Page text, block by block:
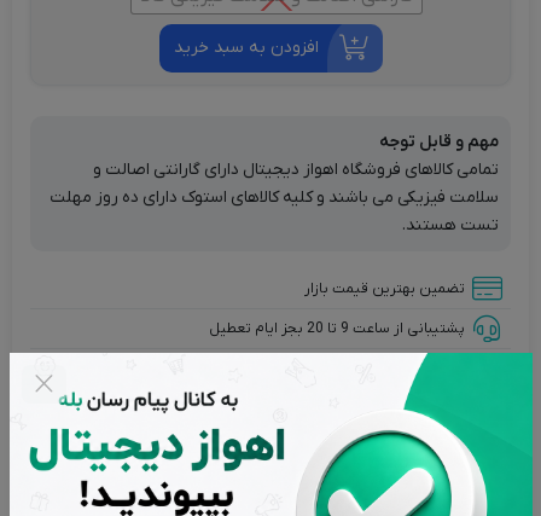
افزودن به سبد خرید
مهم و قابل توجه
تمامی کالاهای فروشگاه اهواز دیجیتال دارای گارانتی اصالت و
سلامت فیزیکی می باشند و کلیه کالاهای استوک دارای ده روز مهلت
تست هستند.
تضمین بهترین قیمت بازار
پشتیبانی از ساعت 9 تا 20 بجز ایام تعطیل
بازگشت وجه در صورت عدم رضایت
اصالت کالاها از برترین برندها
تحویل سریع در کمترین زمان ممکن